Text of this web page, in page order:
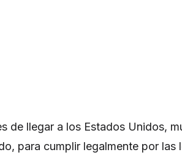
de llegar a los Estados Unidos,
para cumplir legalmente por las